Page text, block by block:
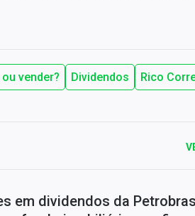
vender? Dividendos Rico
em dividendos da Petrobras